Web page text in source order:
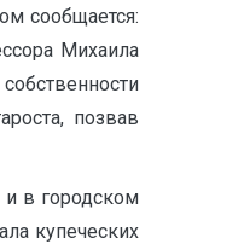
сообщается:
Михаила
позвав
и в городском
купеческих